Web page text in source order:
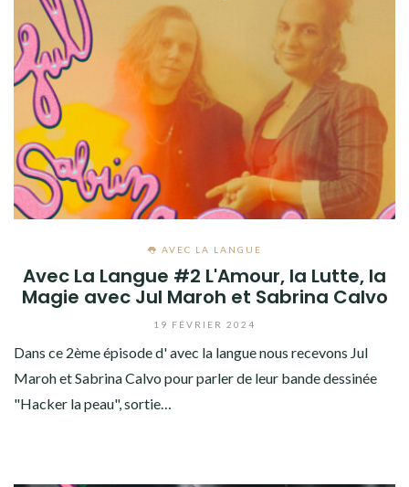
👅 AVEC LA LANGUE
Avec La Langue #2 L'Amour, la Lutte, la
Magie avec Jul Maroh et Sabrina Calvo
19 FÉVRIER 2024
Dans ce 2ème épisode d' avec la langue nous recevons Jul
Maroh et Sabrina Calvo pour parler de leur bande dessinée
"Hacker la peau", sortie…